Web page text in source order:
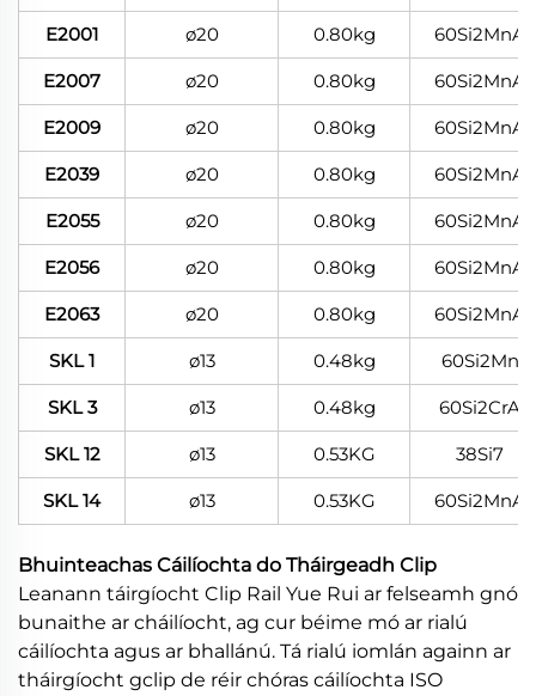
E2001 ø20 0.80kg 60Si2MnA
E2007 ø20 0.80kg 60Si2MnA
E2009 ø20 0.80kg 60Si2MnA
E2039 ø20 0.80kg 60Si2MnA
E2055 ø20 0.80kg 60Si2MnA
E2056 ø20 0.80kg 60Si2MnA
E2063 ø20 0.80kg 60Si2MnA
SKL 1 ø13 0.48kg 60Si2Mn
SKL 3 ø13 0.48kg 60Si2CrA
SKL 12 ø13 0.53KG 38Si7
SKL 14 ø13 0.53KG 60Si2MnA
Bhuinteachas Cáilíochta do Tháirgeadh Clip
Leanann táirgíocht Clip Rail Yue Rui ar felseamh gnó
bunaithe ar cháilíocht, ag cur béime mó ar rialú
cáilíochta agus ar bhallánú. Tá rialú iomlán againn ar
tháirgíocht gclip de réir chóras cáilíochta ISO